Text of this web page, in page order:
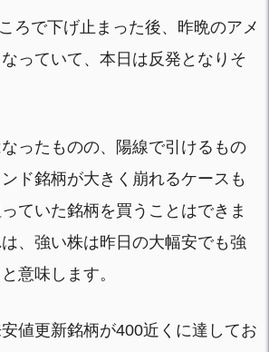
ろで下げ止まった後、昨晩のアメ
っていて、本日は反発となりそ
ったものの、陽線で引けるもの
ド銘柄が大きく崩れるケースも
ていた銘柄を買うことはできま
、強い株は昨日の大幅安でも強
意味します。
値更新銘柄が400近くに達してお